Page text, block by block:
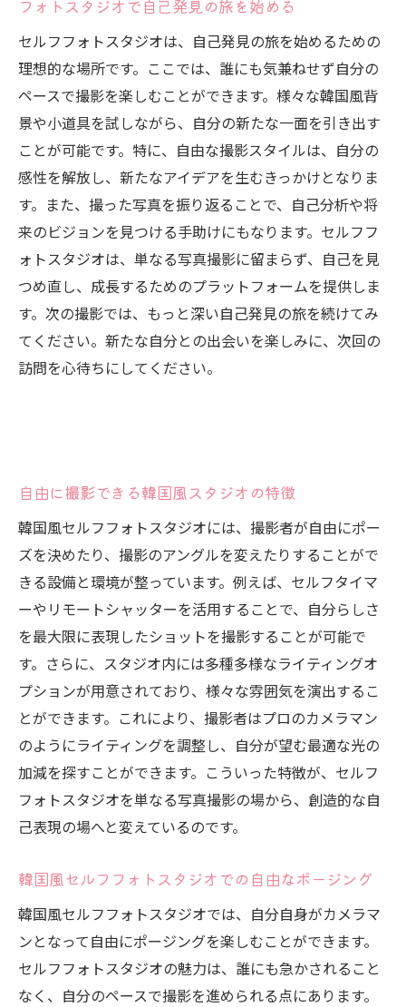
フォトスタジオで自己発見の旅を始める
セルフフォトスタジオは、自己発見の旅を始めるための
理想的な場所です。ここでは、誰にも気兼ねせず自分の
ペースで撮影を楽しむことができます。様々な韓国風背
景や小道具を試しながら、自分の新たな一面を引き出す
ことが可能です。特に、自由な撮影スタイルは、自分の
感性を解放し、新たなアイデアを生むきっかけとなりま
す。また、撮った写真を振り返ることで、自己分析や将
来のビジョンを見つける手助けにもなります。セルフフ
ォトスタジオは、単なる写真撮影に留まらず、自己を見
つめ直し、成長するためのプラットフォームを提供しま
す。次の撮影では、もっと深い自己発見の旅を続けてみ
てください。新たな自分との出会いを楽しみに、次回の
訪問を心待ちにしてください。
自由に撮影できる韓国風スタジオの特徴
韓国風セルフフォトスタジオには、撮影者が自由にポー
ズを決めたり、撮影のアングルを変えたりすることがで
きる設備と環境が整っています。例えば、セルフタイマ
ーやリモートシャッターを活用することで、自分らしさ
を最大限に表現したショットを撮影することが可能で
す。さらに、スタジオ内には多種多様なライティングオ
プションが用意されており、様々な雰囲気を演出するこ
とができます。これにより、撮影者はプロのカメラマン
のようにライティングを調整し、自分が望む最適な光の
加減を探すことができます。こういった特徴が、セルフ
フォトスタジオを単なる写真撮影の場から、創造的な自
己表現の場へと変えているのです。
韓国風セルフフォトスタジオでの自由なポージング
韓国風セルフフォトスタジオでは、自分自身がカメラマ
ンとなって自由にポージングを楽しむことができます。
セルフフォトスタジオの魅力は、誰にも急かされること
なく、自分のペースで撮影を進められる点にあります。